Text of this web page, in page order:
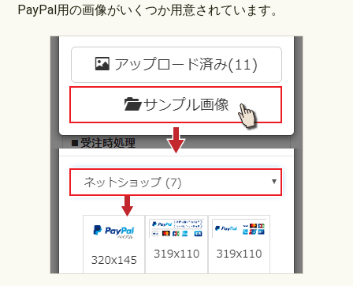
PayPal用の画像がいくつか用意されています。